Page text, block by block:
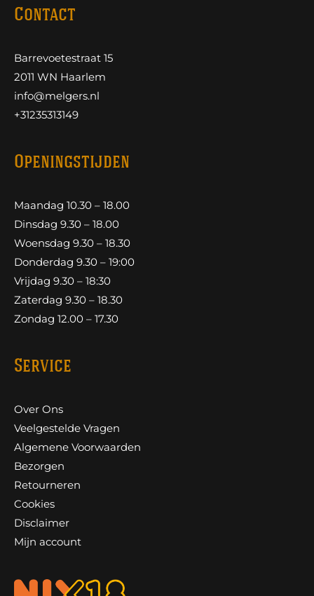
Contact
Barrevoetestraat 15
2011 WN Haarlem
info@melgers.nl
+31235313149
Openingstijden
Maandag 10.30 – 18.00
Dinsdag 9.30 – 18.00
Woensdag 9.30 – 18.30
Donderdag 9.30 – 19:00
Vrijdag 9.30 – 18:30
Zaterdag 9.30 – 18.30
Zondag 12.00 – 17.30
Service
Over Ons
Veelgestelde Vragen
Algemene Voorwaarden
Bezorgen
Retourneren
Cookies
Disclaimer
Mijn account